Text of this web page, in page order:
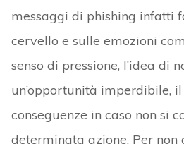
messaggi di phishing infatti
cervello e sulle emozioni
senso di pressione, l’idea di
un’opportunità imperdibile,
conseguenze in caso non si
determinata azione. Per